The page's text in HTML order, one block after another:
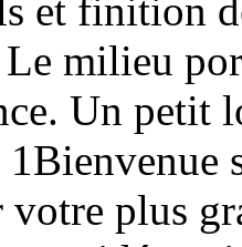
et finition
milieu
Un
plus